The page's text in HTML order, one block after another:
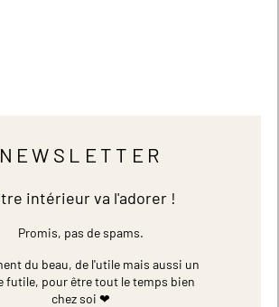
NEWSLETTER
intérieur va l'adorer !
Promis, pas de spams.
du beau, de l'utile mais aussi un
futile, pour être tout le temps bien
chez soi ❤